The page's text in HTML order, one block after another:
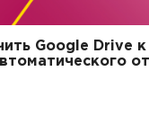
Google Drive к